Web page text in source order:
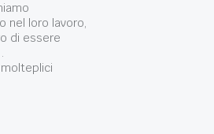
nel loro lavoro,
di essere